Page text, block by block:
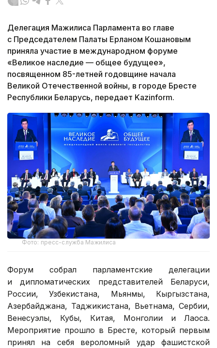
Делегация Мажилиса Парламента во главе
с Председателем Палаты Ерланом Кошановым
приняла участие в международном форуме
«Великое наследие — общее будущее»,
посвященном 85-летней годовщине начала
Великой Отечественной войны, в городе Бресте
Республики Беларусь, передает Kazinform.
Фото: пресс-служба Мажилиса
Форум собрал парламентские делегации
и дипломатических представителей Беларуси,
России, Узбекистана, Мьянмы, Кыргызстана,
Азербайджана, Таджикистана, Вьетнама, Сербии,
Венесуэлы, Кубы, Китая, Монголии и Лаоса.
Мероприятие прошло в Бресте, который первым
принял на себя вероломный удар фашистской